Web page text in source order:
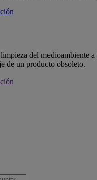
del medioambiente a
de un producto obsoleto.